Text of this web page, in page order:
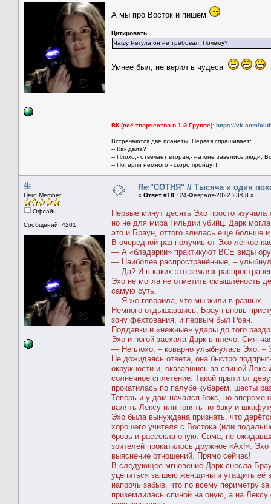
А мы про Восток и пишем
Цитировать
Чашу Регула он не требовал. Почему?
Умнее был, не верил в чудеса
ВК (всё творчество в 1-й Группе): https://vk.com/
Встречаются две планеты. Первая спрашивает:
-- Как дела?
-- Плохо,- отвечает вторая,- на мне завелись люди.
-- Потерпи немного - скоро пройдут!
生
Hero Member
Офлайн
Сообщений: 4201
Re:"СОТНЯ" // Тысяча и один
« Ответ #18 : 24-Февраля-2022 23:08 »
Первые минут десять Эхо просто
но не для мира Гильдии убийц. Дарк
это и Браун, оттого злилась ещё больше
В очередной раз получив от Эхо лёгкое
— А «бладарки» практикуют ВСЕ виды
— Наиболее распространённые, –
— Да? И в каких это землях
Эхо не могла не отметить смышлёность
самую суть.
— Я же говорила, что мы жили в разных.
Немного отдышавшись, Браун вновь
зону фехтования, и первым был Роан.
Поддавки и «нежные» удары до того
Эхо и ногой заехала Дарк в плечо.
— Неплохо, – коварно улыбнулась Эхо. –
Не дожидаясь ответа, она быстро
окружности и, оказавшись за спиной
солнечное сплетение. Такой прыти от
прокатилась по палубе кубарем, шесты
Теперь и у дам начался бокс, но
валять Лексу или гонять по баку и
Эхо была вынуждена признать, что
хорошего учителя с Востока (или
бровь и рассекла оную. Сама, не
зрителей прокатилось дружное «Ах!».
выяснение отношений. Прямо сейчас!
В следующее мгновение Дарк снесла
уцепиться за шею женщины и утащить её
напрочь забыв, что по всему периметру
приземлилась спиной на оную, а на